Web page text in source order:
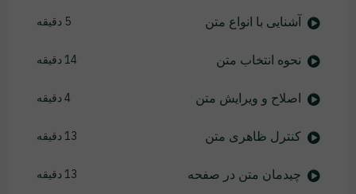
آشنایی با انواع متن 5 دقیقه
نحوه انتخاب متن 14 دقیقه
اصلاح و ویرایش متن 4 دقیقه
کنترل ظاهری متن 13 دقیقه
چیدمان متن در صفحه 13 دقیقه